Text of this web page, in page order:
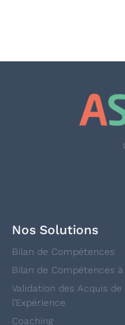
Nos Solutions
Bilan de Compétences
Bilan de Compétences
Validation des Acquis de
l'Expérience
Coaching